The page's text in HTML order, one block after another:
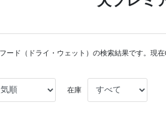
ード（ドライ・ウェット）の検索結果です。現在
在庫